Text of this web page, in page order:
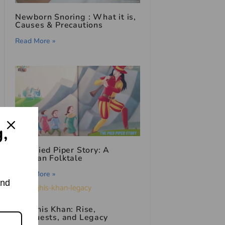
Newborn Snoring : What it is,
Causes & Precautions
Read More »
The Pied Piper Story: A
German Folktale
Read More »
Genghis Khan: Rise,
Conquests, and Legacy